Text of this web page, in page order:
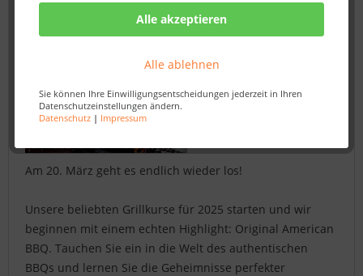
Alle akzeptieren
Alle ablehnen
Sie können Ihre Einwilligungsentscheidungen jederzeit in Ihren
Datenschutzeinstellungen ändern.
Datenschutz| Impressum
Original American BBQ
Von: Nadine Wagner
Am 20. März geht es endlich wieder los!
Unsere beliebten Grillkurse für 2025 starten und wir
beginnen mit einem echten Highlight: Original American
BBQ. Tauchen Sie ein in die Welt des authentischen
BBQs und lernen Sie die Geheimnisse perfekter